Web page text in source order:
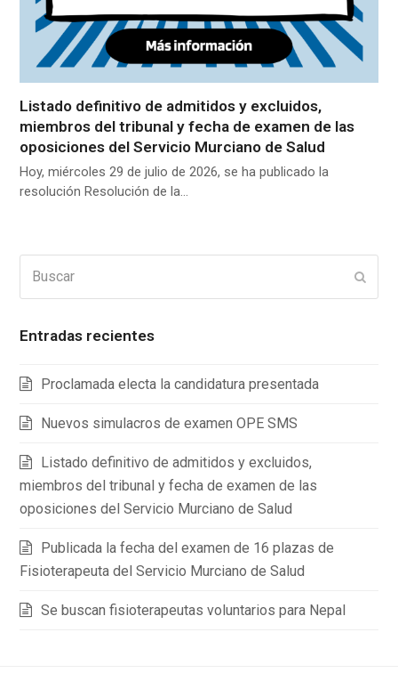
Listado definitivo de admitidos y excluidos,
miembros del tribunal y fecha de examen de las
oposiciones del Servicio Murciano de Salud
Hoy, miércoles 29 de julio de 2026, se ha publicado la
resolución Resolución de la…
Entradas recientes
Proclamada electa la candidatura presentada
Nuevos simulacros de examen OPE SMS
Listado definitivo de admitidos y excluidos,
miembros del tribunal y fecha de examen de las
oposiciones del Servicio Murciano de Salud
Publicada la fecha del examen de 16 plazas de
Fisioterapeuta del Servicio Murciano de Salud
Se buscan fisioterapeutas voluntarios para Nepal